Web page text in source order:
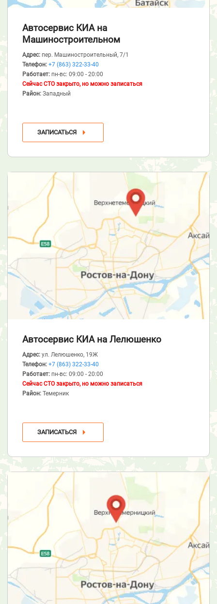
Автосервис КИА на
Машиностроительном
Адрес: пер. Машиностроительный, 7/1
Телефон: +7 (863) 322-33-40
Работает: пн-вс: 09:00 - 20:00
Сейчас СТО закрыто, но можно записаться
Район: Западный
ЗАПИСАТЬСЯ
Автосервис КИА на Лелюшенко
Адрес: ул. Лелюшенко, 19Ж
Телефон: +7 (863) 322-33-40
Работает: пн-вс: 09:00 - 20:00
Сейчас СТО закрыто, но можно записаться
Район: Темерник
ЗАПИСАТЬСЯ